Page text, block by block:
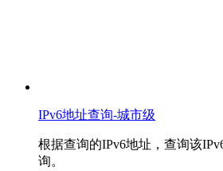
IPv6地址查询-城市级
根据查询的IPv6地址，查询该
询。